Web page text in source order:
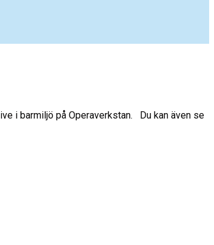
i barmiljö på Operaverkstan. Du kan även se